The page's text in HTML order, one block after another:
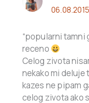
“popularni tamni
receno
Celog zivota
nekako mi
kazes ne pipam
celog zivota ako